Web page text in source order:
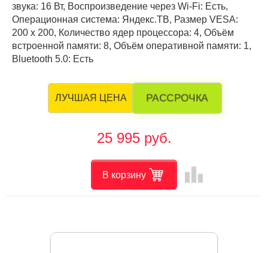
звука: 16 Вт, Воспроизведение через Wi-Fi: Есть,
Операционная система: Яндекс.ТВ, Размер VESA:
200 х 200, Количество ядер процессора: 4, Объём
встроенной памяти: 8, Объём оперативной памяти: 1,
Bluetooth 5.0: Есть
ЛУЧШАЯ ЦЕНА РАССРОЧКА
25 995 руб.
В корзину leaderboard